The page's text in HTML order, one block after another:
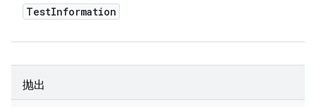
TestInformation
抛出